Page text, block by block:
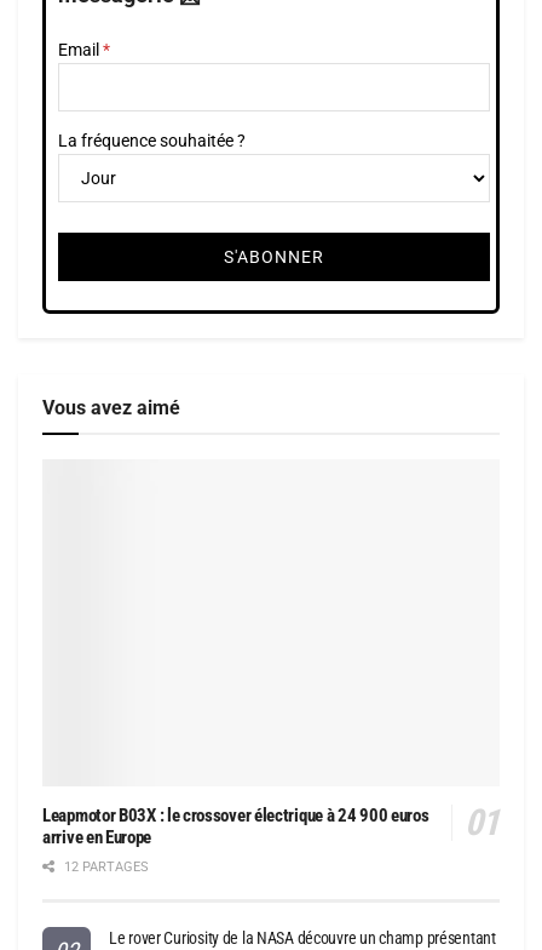
Email
La fréquence souhaitée ?
Vous avez aimé
Leapmotor B03X : le crossover électrique à 24 900 euros
arrive en Europe
12 PARTAGES
Le rover Curiosity de la NASA découvre un champ présentant